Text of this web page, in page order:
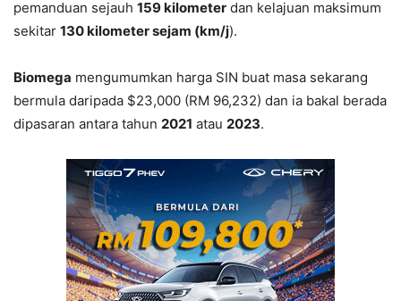
pemanduan sejauh 159 kilometer dan kelajuan maksimum
sekitar 130 kilometer sejam (km/j).
Biomega mengumumkan harga SIN buat masa sekarang
bermula daripada $23,000 (RM 96,232) dan ia bakal berada
dipasaran antara tahun 2021 atau 2023.